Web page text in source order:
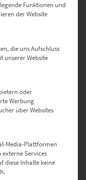
Funktionen und
der Website
die uns Aufschluss
unserer Website
oder
Werbung
über Websites
Media-Plattformen
Services
diese Inhalte keine